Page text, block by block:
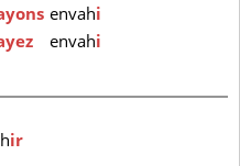
envahi
envahi
ir